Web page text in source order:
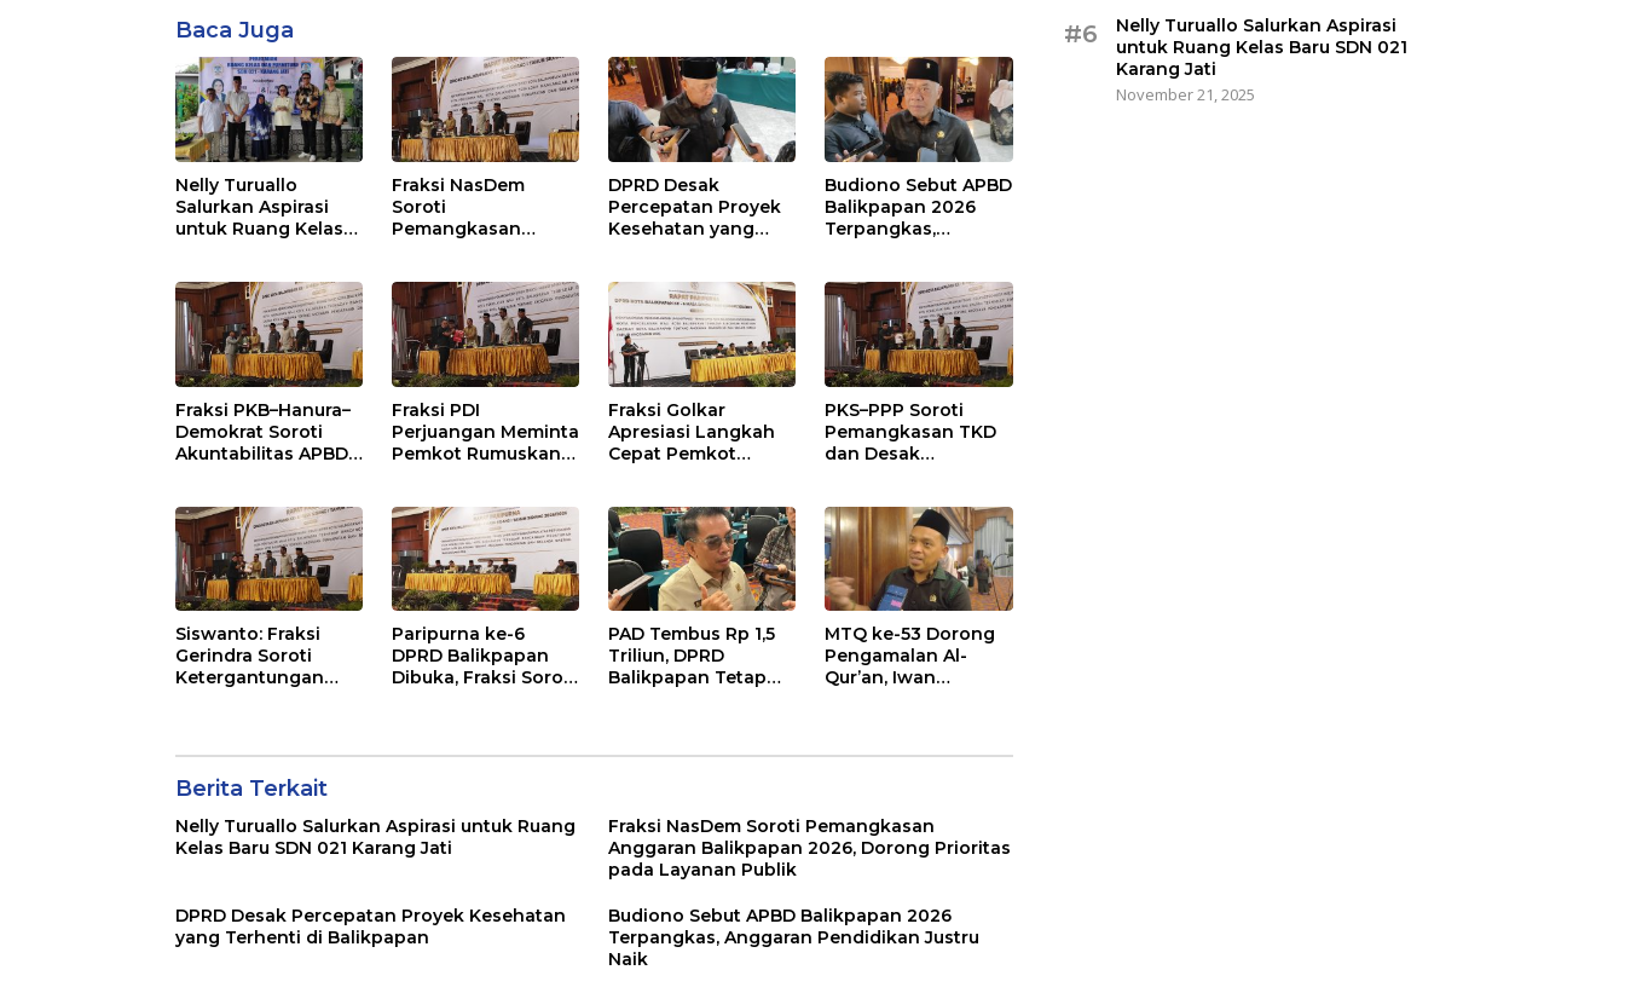
Baca Juga
Nelly Turuallo
Salurkan Aspirasi
untuk Ruang Kelas
Fraksi NasDem
Soroti
Pemangkasan
Dorong Prioritas
pada Layanan
Publik
DPRD Desak
Percepatan Proyek
Kesehatan yang
Budiono Sebut APBD
Balikpapan 2026
Terpangkas,
Naik
Fraksi PKB–Hanura–
Demokrat Soroti
Akuntabilitas APBD
Pengawasan
Belanja Modal
Fraksi PDI
Perjuangan Meminta
Pemkot Rumuskan
sebagai Penyangga
IKN
Fraksi Golkar
Apresiasi Langkah
Cepat Pemkot
PKS–PPP Soroti
Pemangkasan TKD
dan Desak
APBD Balikpapan
2026
Siswanto: Fraksi
Gerindra Soroti
Ketergantungan
Paripurna ke-6
DPRD Balikpapan
Dibuka, Fraksi Soroti
PAD Tembus Rp 1,5
Triliun, DPRD
Balikpapan Tetap
MTQ ke-53 Dorong
Pengamalan Al-
Qur’an, Iwan
Berita Terkait
Nelly Turuallo Salurkan Aspirasi untuk Ruang
Kelas Baru SDN 021 Karang Jati
Fraksi NasDem Soroti Pemangkasan
Anggaran Balikpapan 2026, Dorong Prioritas
pada Layanan Publik
DPRD Desak Percepatan Proyek Kesehatan
yang Terhenti di Balikpapan
Budiono Sebut APBD Balikpapan 2026
Terpangkas, Anggaran Pendidikan Justru
Naik
#6
Nelly Turuallo Salurkan Aspirasi
untuk Ruang Kelas Baru SDN 021
Karang Jati
November 21, 2025